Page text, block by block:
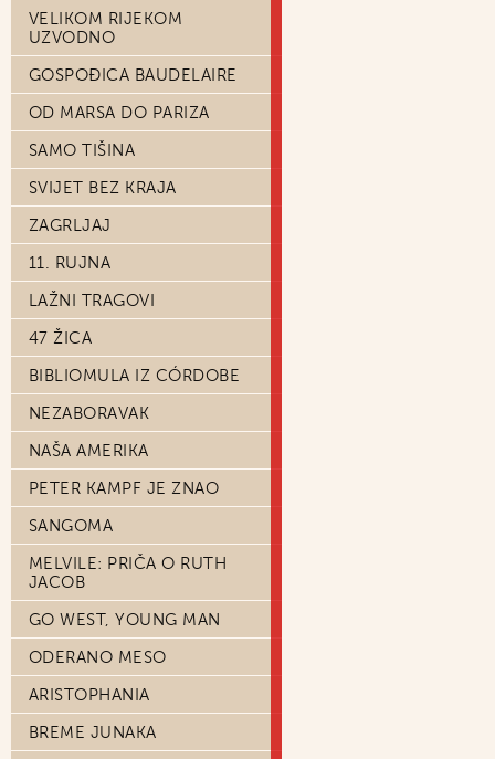
VELIKOM RIJEKOM
UZVODNO
GOSPOĐICA BAUDELAIRE
OD MARSA DO PARIZA
SAMO TIŠINA
SVIJET BEZ KRAJA
ZAGRLJAJ
11. RUJNA
LAŽNI TRAGOVI
47 ŽICA
BIBLIOMULA IZ CÓRDOBE
NEZABORAVAK
NAŠA AMERIKA
PETER KAMPF JE ZNAO
SANGOMA
MELVILE: PRIČA O RUTH
JACOB
GO WEST, YOUNG MAN
ODERANO MESO
ARISTOPHANIA
BREME JUNAKA